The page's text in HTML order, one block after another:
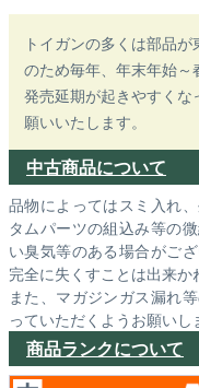
トイガンの多くは部品
のため毎年、年末年始
発売延期が起きやすく
願いいたします。
中古商品について
品物によってはスミ入れ
タムパーツの組込み等の
い臭気等のある場合がご
完全に失くすことは出来か
また、マガジンガス漏れ
っていただくようお願いし
商品ランクについて